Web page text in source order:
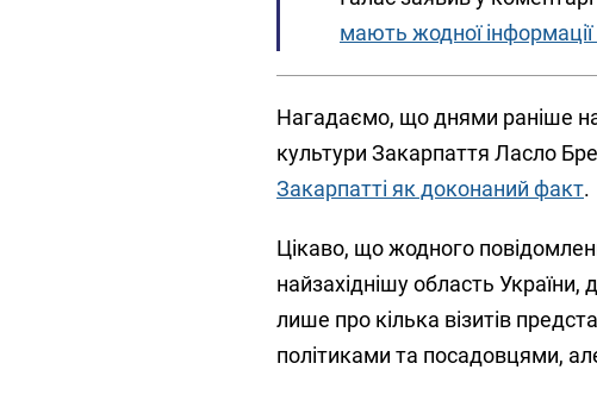
мають жодної
Нагадаємо, що днями раніше на
культури Закарпаття Ласло
Закарпатті як доконаний факт.
Цікаво, що жодного
найзахіднішу область
лише про кілька візитів
політиками та посадовцями,